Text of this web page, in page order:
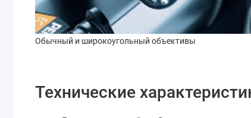
Обычный и широкоугольный объективы
Технические